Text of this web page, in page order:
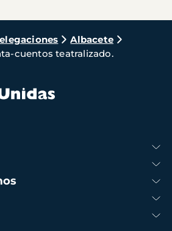
Albacete
cuentos teatralizado.